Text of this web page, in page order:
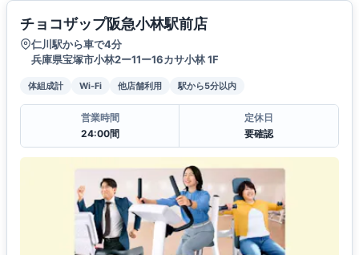
チョコザップ阪急小林駅前店
仁川駅から車で4分
兵庫県宝塚市小林2ー11ー16カサ小林 1F
体組成計 Wi-Fi 他店舗利用 駅から5分以内
営業時間
24:00間
定休日
要確認